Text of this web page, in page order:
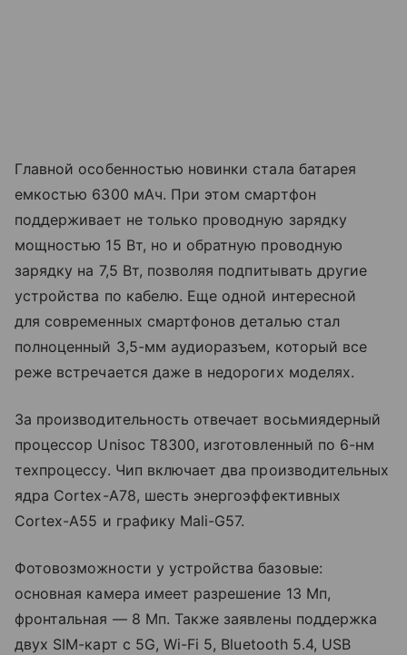
Главной особенностью новинки стала батарея
емкостью 6300 мАч. При этом смартфон
поддерживает не только проводную зарядку
мощностью 15 Вт, но и обратную проводную
зарядку на 7,5 Вт, позволяя подпитывать другие
устройства по кабелю. Еще одной интересной
для современных смартфонов деталью стал
полноценный 3,5-мм аудиоразъем, который все
реже встречается даже в недорогих моделях.
За производительность отвечает восьмиядерный
процессор Unisoc T8300, изготовленный по 6-нм
техпроцессу. Чип включает два производительных
ядра Cortex-A78, шесть энергоэффективных
Cortex-A55 и графику Mali-G57.
Фотовозможности у устройства базовые:
основная камера имеет разрешение 13 Мп,
фронтальная — 8 Мп. Также заявлены поддержка
двух SIM-карт с 5G, Wi-Fi 5, Bluetooth 5.4, USB